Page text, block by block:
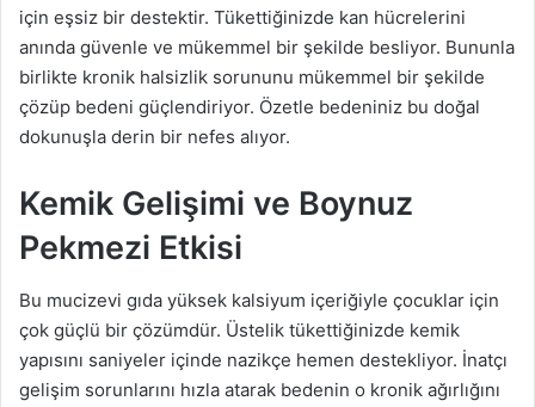
için eşsiz bir destektir. Tükettiğinizde kan hücrelerini
anında güvenle ve mükemmel bir şekilde besliyor. Bununla
birlikte kronik halsizlik sorununu mükemmel bir şekilde
çözüp bedeni güçlendiriyor. Özetle bedeniniz bu doğal
dokunuşla derin bir nefes alıyor.
Kemik Gelişimi ve Boynuz
Pekmezi Etkisi
Bu mucizevi gıda yüksek kalsiyum içeriğiyle çocuklar için
çok güçlü bir çözümdür. Üstelik tükettiğinizde kemik
yapısını saniyeler içinde nazikçe hemen destekliyor. İnatçı
gelişim sorunlarını hızla atarak bedenin o kronik ağırlığını